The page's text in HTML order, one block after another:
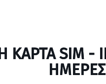
ΚΆΡΤΑ SIM -
ΗΜΕΡΕΣ